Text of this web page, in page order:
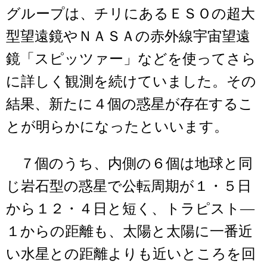
グループは、チリにあるＥＳＯの超大
型望遠鏡やＮＡＳＡの赤外線宇宙望遠
鏡「スピッツァー」などを使ってさら
に詳しく観測を続けていました。その
結果、新たに４個の惑星が存在するこ
とが明らかになったといいます。
７個のうち、内側の６個は地球と同
じ岩石型の惑星で公転周期が１・５日
から１２・４日と短く、トラピスト―
１からの距離も、太陽と太陽に一番近
い水星との距離よりも近いところを回